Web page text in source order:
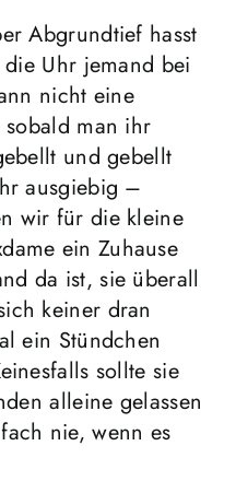
Abgrundtief hasst
Uhr jemand bei
nicht eine
man ihr
und gebellt
ausgiebig –
wir für die kleine
ein Zuhause
da ist, sie überall
keiner dran
ein Stündchen
sollte sie
alleine gelassen
nie, wenn es